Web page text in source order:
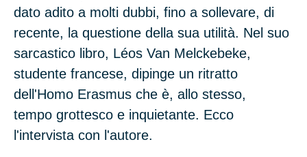
dato adito a molti dubbi, fino a sollevare, di
recente, la questione della sua utilità. Nel suo
sarcastico libro, Léos Van Melckebeke,
studente francese, dipinge un ritratto
dell'Homo Erasmus che è, allo stesso,
tempo grottesco e inquietante. Ecco
l'intervista con l'autore.